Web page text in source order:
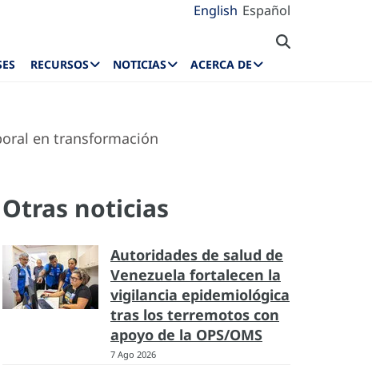
English Español
RECURSOS NOTICIAS ACERCA DE
en transformación
Otras noticias
Autoridades de salud de
Venezuela fortalecen la
vigilancia epidemiológica
tras los terremotos con
apoyo de la OPS/OMS
7 Ago 2026